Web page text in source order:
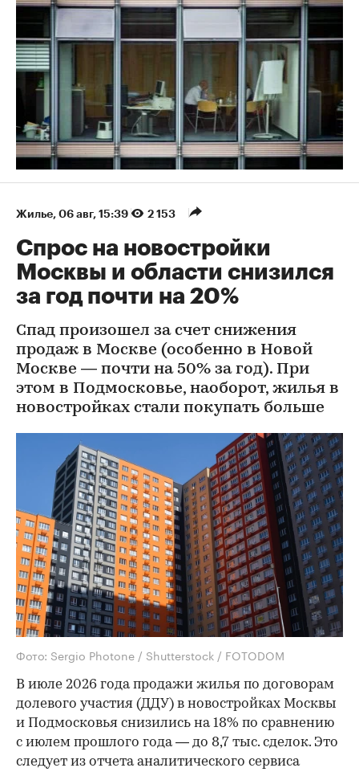
Жилье⁠, 06 авг, 15:39 2 153
Спрос на новостройки
Москвы и области снизился
за год почти на 20%
Спад произошел за счет снижения
продаж в Москве (особенно в Новой
Москве — почти на 50% за год). При
этом в Подмосковье, наоборот, жилья в
новостройках стали покупать больше
Фото: Sergio Photone / Shutterstock / FOTODOM
В июле 2026 года продажи жилья по договорам
долевого участия (ДДУ) в новостройках Москвы
и Подмосковья снизились на 18% по сравнению
с июлем прошлого года — до 8,7 тыс. сделок. Это
следует из отчета аналитического сервиса